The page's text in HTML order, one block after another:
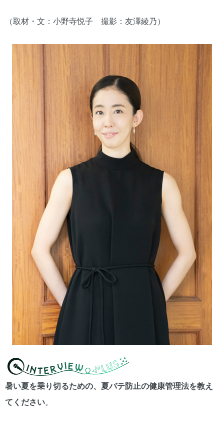
（取材・文：小野寺悦子 撮影：友澤綾乃）
暑い夏を乗り切るための、夏バテ防止の健康管理法を教え
てください。